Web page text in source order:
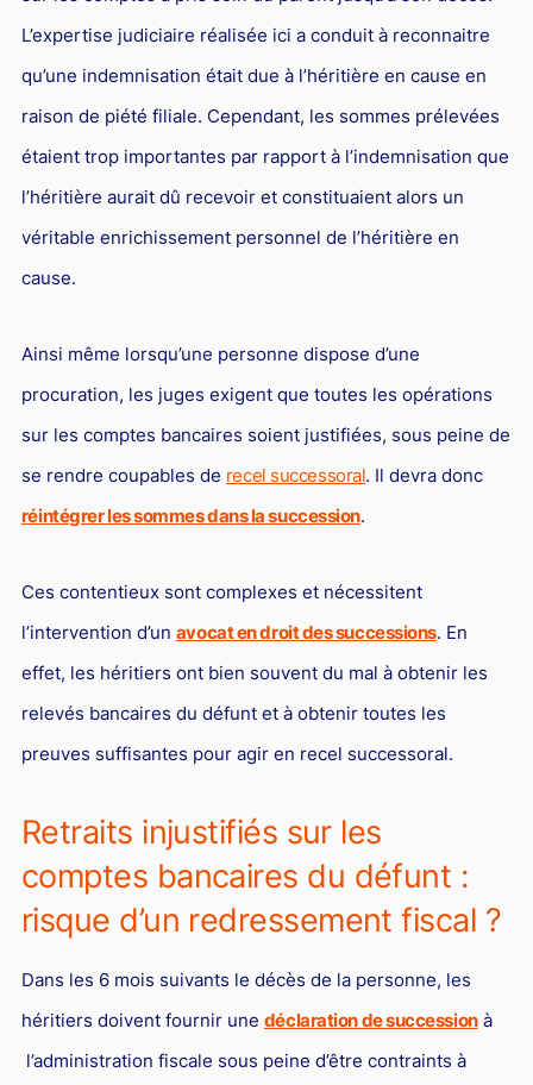
L’expertise judiciaire réalisée ici a conduit à reconnaitre
qu’une indemnisation était due à l’héritière en cause en
raison de piété filiale. Cependant, les sommes prélevées
étaient trop importantes par rapport à l’indemnisation que
l’héritière aurait dû recevoir et constituaient alors un
véritable enrichissement personnel de l’héritière en
cause.
Ainsi même lorsqu’une personne dispose d’une
procuration, les juges exigent que toutes les opérations
sur les comptes bancaires soient justifiées, sous peine de
se rendre coupables de recel successoral. Il devra donc
réintégrer les sommes dans la succession.
Ces contentieux sont complexes et nécessitent
l’intervention d’un avocat en droit des successions. En
effet, les héritiers ont bien souvent du mal à obtenir les
relevés bancaires du défunt et à obtenir toutes les
preuves suffisantes pour agir en recel successoral.
Retraits injustifiés sur les
comptes bancaires du défunt :
risque d’un redressement fiscal ?
Dans les 6 mois suivants le décès de la personne, les
héritiers doivent fournir une déclaration de successionà
l’administration fiscale sous peine d’être contraints à